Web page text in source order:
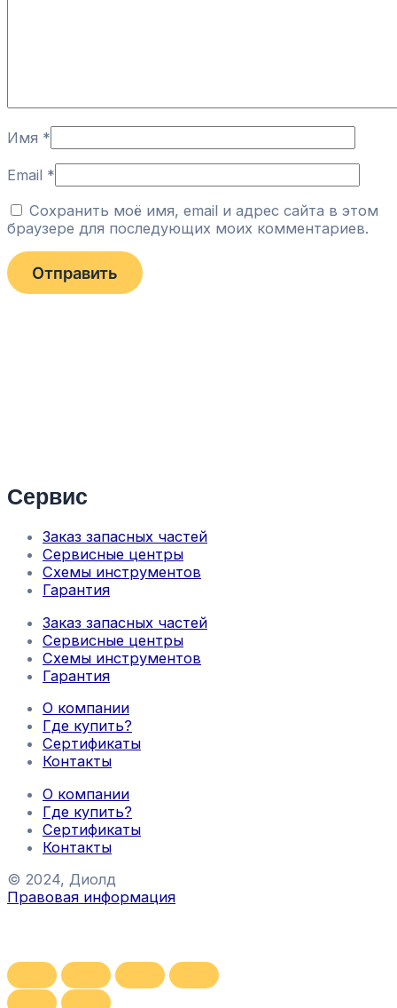
Имя *
Email *
Сохранить моё имя, email и адрес сайта в этом
браузере для последующих моих комментариев.
Сервис
Заказ запасных частей
Сервисные центры
Схемы инструментов
Гарантия
Заказ запасных частей
Сервисные центры
Схемы инструментов
Гарантия
О компании
Где купить?
Сертификаты
Контакты
О компании
Где купить?
Сертификаты
Контакты
© 2024, Диолд
Правовая информация